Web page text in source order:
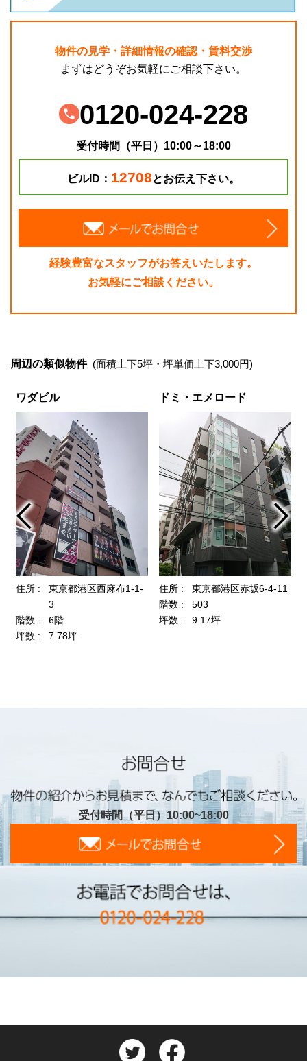
物件の見学・詳細情報の確認・賃料交渉
まずはどうぞお気軽にご相談下さい。
0120-024-228
受付時間（平日）10:00～18:00
ビルID： 12708とお伝え下さい。
経験豊富なスタッフがお答えいたします。
お気軽にご相談ください。
周辺の類似物件 (面積上下5坪・坪単価上下3,000円)
受付時間（平日）10:00~18:00